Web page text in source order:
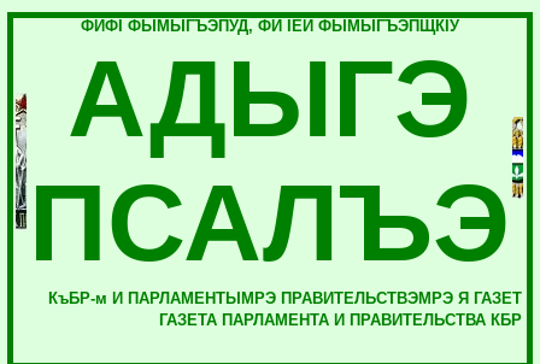
ФИФI ФЫМЫГЪЭПУД, ФИ IЕЙ ФЫМЫГЪЭПЩКIУ
АДЫГЭ
ПСАЛЪЭ
КъБР-м И ПАРЛАМЕНТЫМРЭ ПРАВИТЕЛЬСТВЭМРЭ Я ГАЗЕТ
ГАЗЕТА ПАРЛАМЕНТА И ПРАВИТЕЛЬСТВА КБР